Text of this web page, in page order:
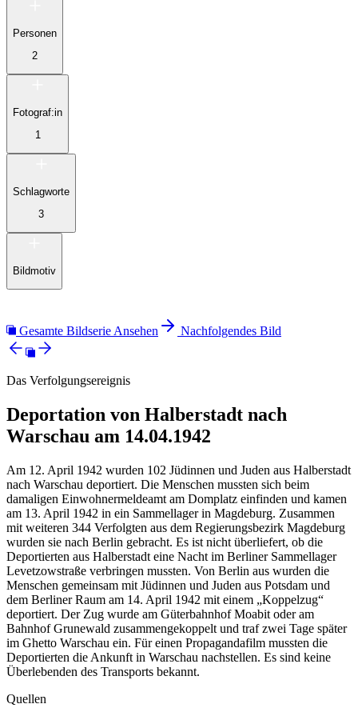
Personen
2
Fotograf:in
1
Schlagworte
3
Bildmotiv
Gesamte Bildserie Ansehen Nachfolgendes Bild
Das Verfolgungsereignis
Deportation von Halberstadt nach
Warschau am 14.04.1942
Am 12. April 1942 wurden 102 Jüdinnen und Juden aus Halberstadt
nach Warschau deportiert. Die Menschen mussten sich beim
damaligen Einwohnermeldeamt am Domplatz einfinden und kamen
am 13. April 1942 in ein Sammellager in Magdeburg. Zusammen
mit weiteren 344 Verfolgten aus dem Regierungsbezirk Magdeburg
wurden sie nach Berlin gebracht. Es ist nicht überliefert, ob die
Deportierten aus Halberstadt eine Nacht im Berliner Sammellager
Levetzowstraße verbringen mussten. Von Berlin aus wurden die
Menschen gemeinsam mit Jüdinnen und Juden aus Potsdam und
dem Berliner Raum am 14. April 1942 mit einem „Koppelzug“
deportiert. Der Zug wurde am Güterbahnhof Moabit oder am
Bahnhof Grunewald zusammengekoppelt und traf zwei Tage später
im Ghetto Warschau ein. Für einen Propagandafilm mussten die
Deportierten die Ankunft in Warschau nachstellen. Es sind keine
Überlebenden des Transports bekannt.
Quellen